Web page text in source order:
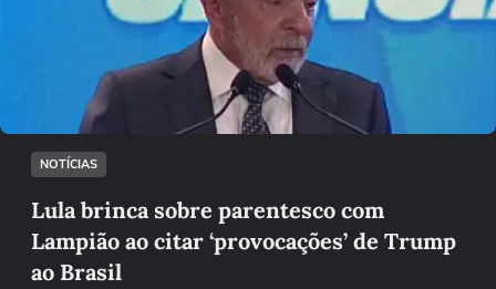
Não foi possível reproduzir o vídeo
Tentar novamente
NOTÍCIAS
Lula brinca sobre parentesco com
Lampião ao citar ‘provocações’ de Trump
ao Brasil